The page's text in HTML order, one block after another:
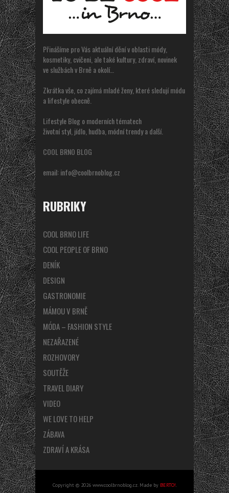
Přinášíme pro Vás aktuální dění v oblasti módy,
kosmetiky, cvičeni, ale také kultury, zdraví, novinek
ve službách v Brně a okolí…
Zkrátka vše, co zajímá mladé ženy, které sledují módu
a lifestyle obecně.
Lifestyle Blog o moderních tématech
životní styl, jídlo, hudba, módní trendy a další.
COOL BRNO BLOG
email:info@coolbrnoblog.cz
RUBRIKY
COOL BRNO LIFE
COOL PEOPLE OF BRNO
DENÍK
DESIGN
GASTRONOMIE
MÁMOU V BRNĚ
MÓDA – FASHION STYLE
NEZAŘAZENÉ
ROZHOVORY
SOUTĚŽE
TRAVEL DIARY
VIDEO
WE LOVE TO HELP
ZÁBAVA
ZDRAVÍ A KRÁSA
Copyright © 2026 www.coolbrnoblog.cz. Made by BERTO!.